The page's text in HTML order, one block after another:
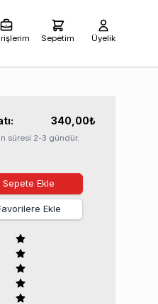
Sepetim Üyelik
340,00₺
süresi 2-3 gündür.
Sepete Ekle
Ekle